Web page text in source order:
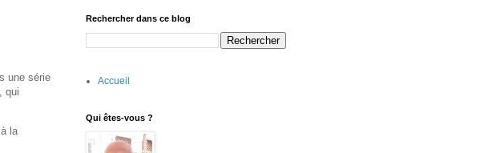
une série
qui
la
Rechercher dans ce blog
Accueil
Qui êtes-vous ?